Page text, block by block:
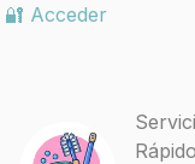
🔐 Acceder